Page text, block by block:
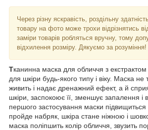
Через різну яскравість, роздільну
товару на фото може трохи відрізнятись
заміри товарів робляться вручну, тому
відхилення розміру. Дякуємо за розуміння!
Тканинна маска для обличчя з екстрактом
для шкіри будь-якого типу і віку. Маска не
живить і надає дренажний ефект, а й
шкіри, заспокоює її, зменшує запалення і
першого застосування маски підвищиться
пройде набряк, шкіра стане ніжною і
маска поліпшить колір обличчя, звузить